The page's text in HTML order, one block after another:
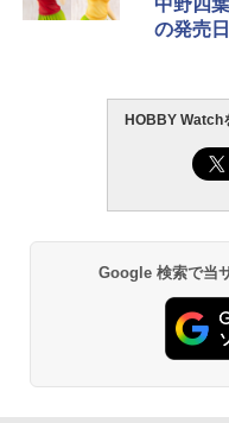
￥
タ
サ
ジ
￥
ン
ー
￥
￥
ツ
ツ
ー
￥
HG
ニ
色
￥
分
￥
東
バ
小
￥
東
￥
￥
タ
先
モ
￥
プ
￥
中野四
の発売
HOBBY Watch
Google 検索で当